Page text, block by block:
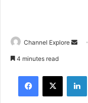
Channel Explore
a
4 minutes read